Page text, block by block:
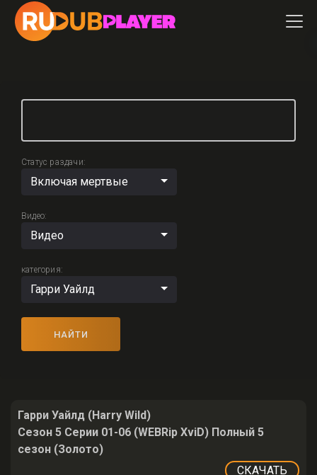
Статус раздачи:
Включая мертвые
Видео:
Видео
категория:
Гарри Уайлд
НАЙТИ
Гарри Уайлд (Harry Wild)
Сезон 5 Серии 01-06 (WEBRip XviD) Полный 5
сезон (Золото)
СКАЧАТЬ